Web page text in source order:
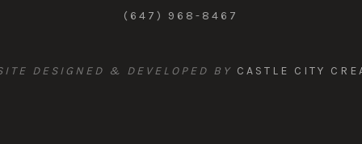
(647) 968-8467
DESIGNED & DEVELOPED BY CASTLE CITY